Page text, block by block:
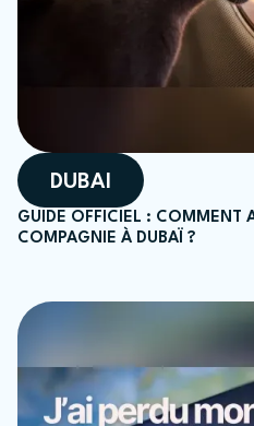
DUBAI
GUIDE OFFICIEL : COMMENT
COMPAGNIE À DUBAÏ ?